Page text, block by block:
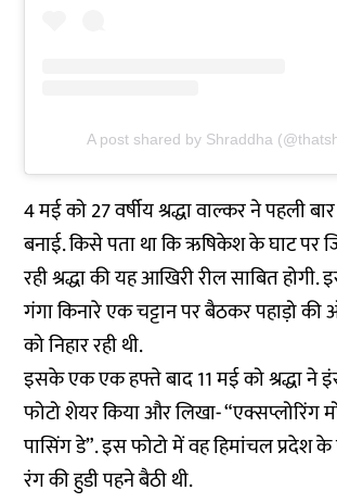
A post shared by Shraddha
4 मई को 27 वर्षीय श्रद्धा वाल्कर ने पहली
बनाई. किसे पता था कि ऋषिकेश के घाट पर
रही श्रद्धा की यह आखिरी रील साबित होगी.
गंगा किनारे एक चट्टान पर बैठकर पहाड़ो
को निहार रही थी.
इसके एक एक हफ्ते बाद 11 मई को श्रद्धा ने
फोटो शेयर किया और लिखा- “एक्सप्लोरिंग
पासिंग डे”. इस फोटो में वह हिमांचल
रंग की हुडी पहने बैठी थी.